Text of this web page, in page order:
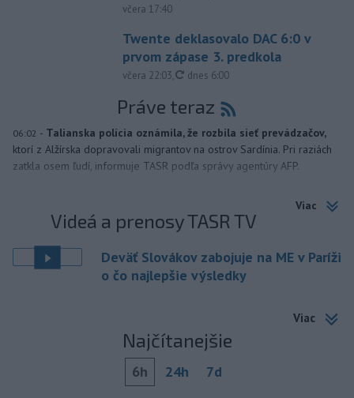
včera 17:40
Twente deklasovalo DAC 6:0 v
prvom zápase 3. predkola
včera 22:03, aktualizované
dnes 6:00
Práve teraz
06:02 - Talianska polícia oznámila, že rozbila sieť prevádzačov,
ktorí z Alžírska dopravovali migrantov na ostrov Sardínia. Pri raziách
zatkla osem ľudí, informuje TASR podľa správy agentúry AFP.
Viac
Videá a prenosy TASR TV
Deväť Slovákov zabojuje na ME v Paríži
o čo najlepšie výsledky
Viac
Najčítanejšie
6h 24h 7d